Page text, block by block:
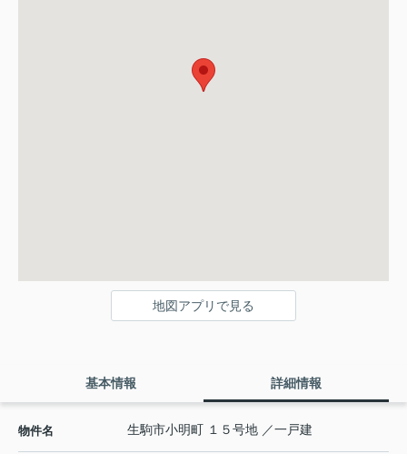
地図アプリで見る
基本情報 詳細情報
物件名 生駒市小明町 １５号地 ／一戸建